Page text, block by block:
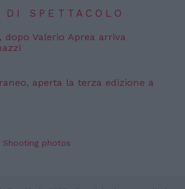
SPETTACOLO
dopo Valerio Aprea arriva
aperta la terza edizione a
photos